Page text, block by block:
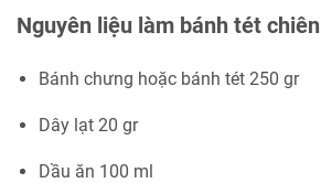
Nguyên liệu làm bánh tét chiên
Bánh chưng hoặc bánh tét 250 gr
Dây lạt 20 gr
Dầu ăn 100 ml